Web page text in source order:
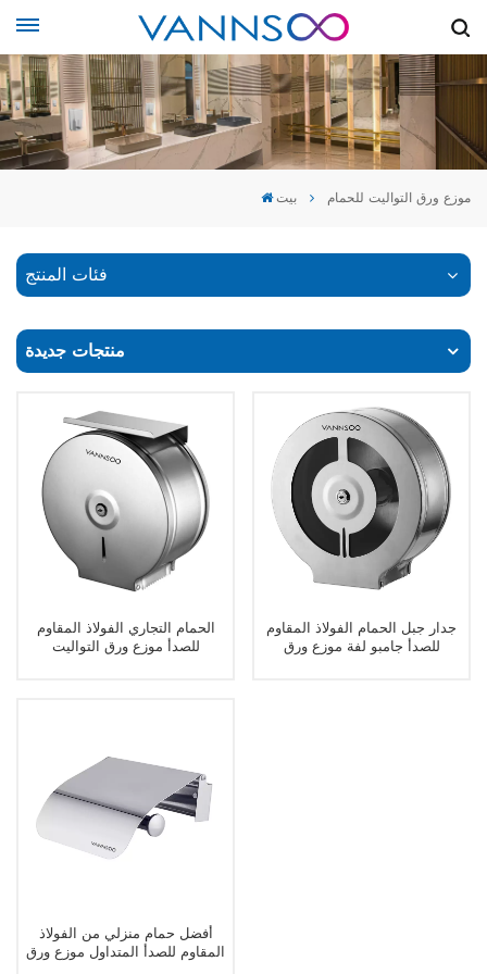
بيت موزع ورق التواليت للحمام
فئات المنتج
منتجات جديدة
الحمام التجاري الفولاذ المقاوم
للصدأ موزع ورق التواليت
جدار جبل الحمام الفولاذ المقاوم
للصدأ جامبو لفة موزع ورق
أفضل حمام منزلي من الفولاذ
المقاوم للصدأ المتداول موزع ورق